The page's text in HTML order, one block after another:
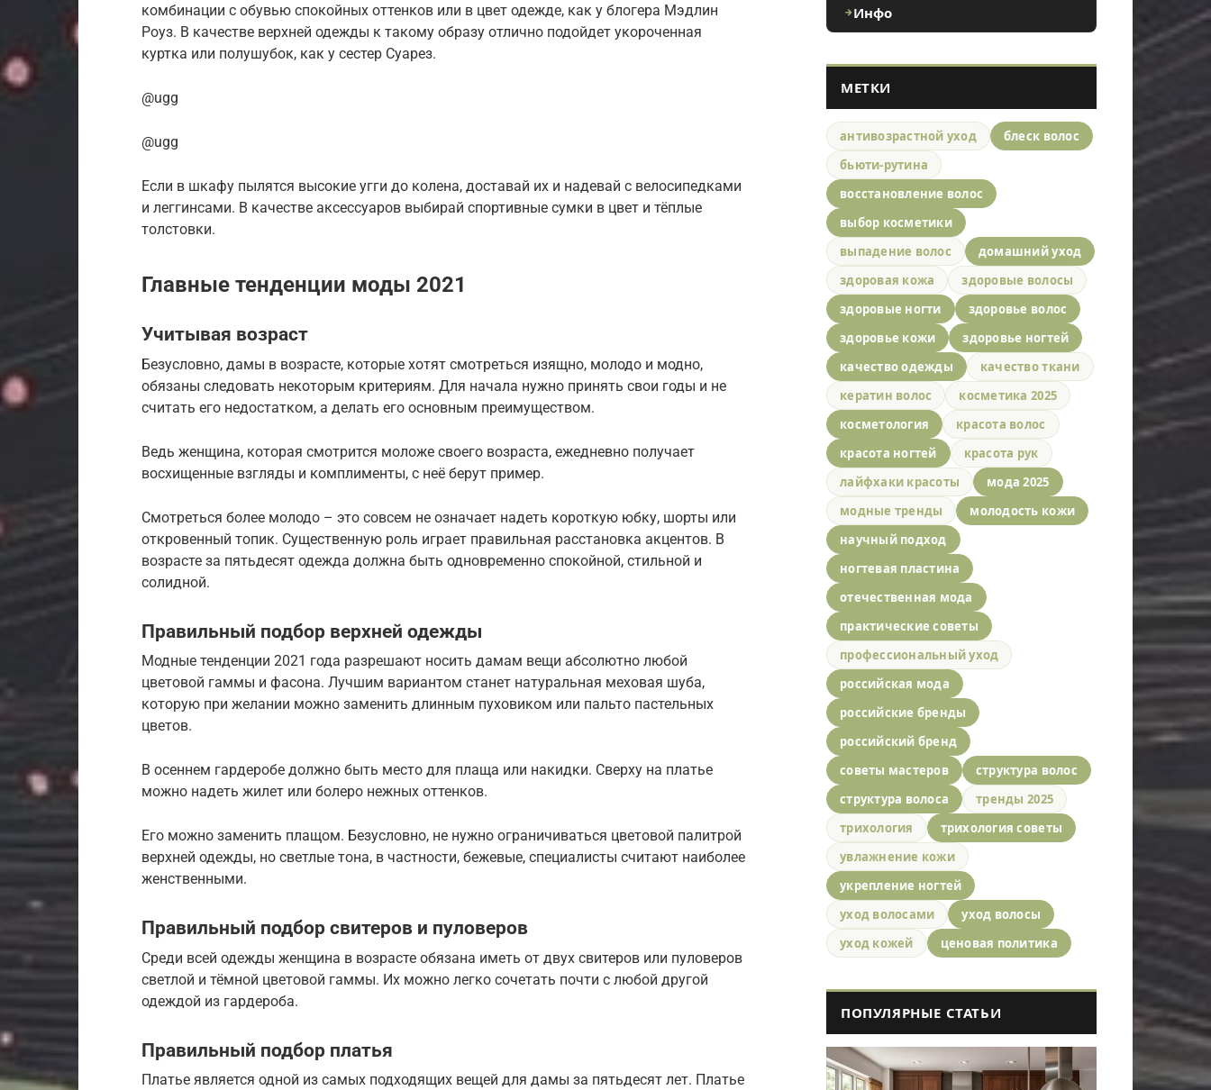
комбинации с обувью спокойных оттенков или в цвет одежде, как у блогера Мэдлин
Роуз. В качестве верхней одежды к такому образу отлично подойдет укороченная
куртка или полушубок, как у сестер Суарез.
@ugg
@ugg
Если в шкафу пылятся высокие угги до колена, доставай их и надевай с велосипедками
и леггинсами. В качестве аксессуаров выбирай спортивные сумки в цвет и тёплые
толстовки.
Главные тенденции моды 2021
Учитывая возраст
Безусловно, дамы в возрасте, которые хотят смотреться изящно, молодо и модно,
обязаны следовать некоторым критериям. Для начала нужно принять свои годы и не
считать его недостатком, а делать его основным преимуществом.
Ведь женщина, которая смотрится моложе своего возраста, ежедневно получает
восхищенные взгляды и комплименты, с неё берут пример.
Смотреться более молодо – это совсем не означает надеть короткую юбку, шорты или
откровенный топик. Существенную роль играет правильная расстановка акцентов. В
возрасте за пятьдесят одежда должна быть одновременно спокойной, стильной и
солидной.
Правильный подбор верхней одежды
Модные тенденции 2021 года разрешают носить дамам вещи абсолютно любой
цветовой гаммы и фасона. Лучшим вариантом станет натуральная меховая шуба,
которую при желании можно заменить длинным пуховиком или пальто пастельных
цветов.
В осеннем гардеробе должно быть место для плаща или накидки. Сверху на платье
можно надеть жилет или болеро нежных оттенков.
Его можно заменить плащом. Безусловно, не нужно ограничиваться цветовой палитрой
верхней одежды, но светлые тона, в частности, бежевые, специалисты считают наиболее
женственными.
Правильный подбор свитеров и пуловеров
Среди всей одежды женщина в возрасте обязана иметь от двух свитеров или пуловеров
светлой и тёмной цветовой гаммы. Их можно легко сочетать почти с любой другой
одеждой из гардероба.
Правильный подбор платья
Платье является одной из самых подходящих вещей для дамы за пятьдесят лет. Платье
Инфо
МЕТКИ
антивозрастной уход
блеск волос
бьюти-рутина
восстановление волос
выбор косметики
выпадение волос
домашний уход
здоровая кожа
здоровые волосы
здоровые ногти
здоровье волос
здоровье кожи
здоровье ногтей
качество одежды
качество ткани
кератин волос
косметика 2025
косметология
красота волос
красота ногтей
красота рук
лайфхаки красоты
мода 2025
модные тренды
молодость кожи
научный подход
ногтевая пластина
отечественная мода
практические советы
профессиональный уход
российская мода
российские бренды
российский бренд
советы мастеров
структура волос
структура волоса
тренды 2025
трихология
трихология советы
увлажнение кожи
укрепление ногтей
уход волосами
уход волосы
уход кожей
ценовая политика
ПОПУЛЯРНЫЕ СТАТЬИ